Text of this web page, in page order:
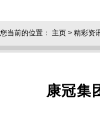
您当前的位置： 主页 > 精彩资
康冠集